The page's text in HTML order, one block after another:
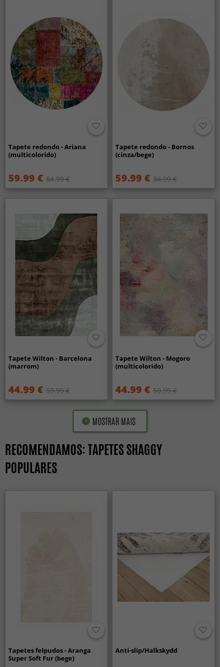
Tapete redondo - Ariana
(multicolorido)
59.99 € 84.99 €
Tapete redondo - Bornos
(cinza/bege)
59.99 € 84.99 €
Tapete Wilton - Barcelona
(marrom)
44.99 € 59.99 €
Tapete Wilton - Mogoro
(multicolorido)
44.99 € 59.99 €
MOSTRAR MAIS
RECOMENDAMOS: TAPETES SHAGGY
POPULARES
Tapetes felpudos - Aranga
Super Soft Fur (bege)
Anti-slip/Halkskydd